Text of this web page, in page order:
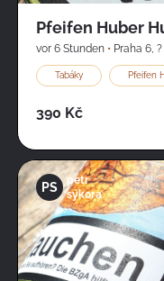
Pfeifen Huber
vor 6 Stunden • Praha 6,
Tabáky Pfeifen
390 Kč
PS
petr
sýkora